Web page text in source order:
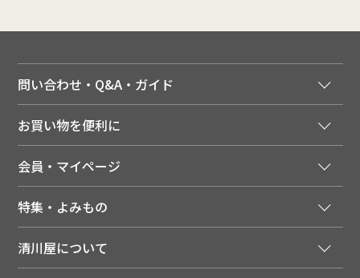
問い合わせ・Q&A・ガイド
ご利用ガイド
領収書について
送料について
配達日について
返品について
お買い物を便利に
季節のカタログを無料でお届け
店舗・ECポイント共通アプリ
LINEお友だち登録
会員・マイページ
会員特典について
注文履歴
特集・よみもの
メディア掲載商品
清川屋について